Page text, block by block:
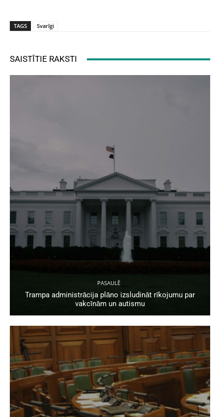
TAGS Svarīgi
SAISTĪTIE RAKSTI
PASAULĒ
Trampa administrācija plāno izsludināt rīkojumu par
vakcīnām un autismu